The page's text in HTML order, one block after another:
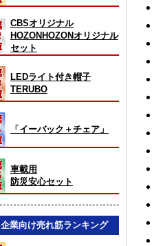
CBSオリジナル
HOZONHOZONオリジナル
セット
LEDライト付き帽子
TERUBO
「イーバック＋チェア」
車載用
防災安心セット
企業向け売れ筋ランキング